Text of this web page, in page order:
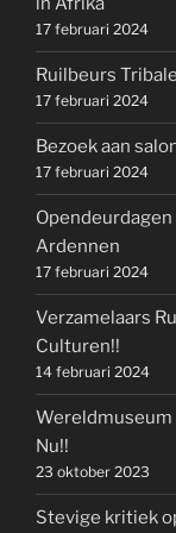
17 februari 2024
Ruilbeurs
17 februari 2024
Bezoek aan
17 februari 2024
Ardennen
17 februari 2024
Verzamelaars
Culturen!!
14 februari 2024
Nu!!
23 oktober 2023
Stevige kritiek